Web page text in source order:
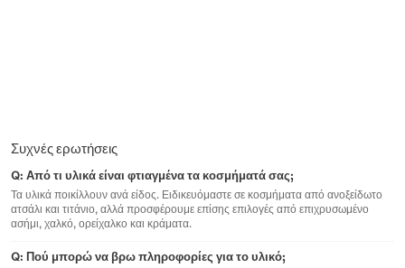
Συχνές ερωτήσεις
Q: Από τι υλικά είναι φτιαγμένα τα κοσμήματά σας;
Τα υλικά ποικίλλουν ανά είδος. Ειδικευόμαστε σε κοσμήματα από ανοξείδωτο
ατσάλι και τιτάνιο, αλλά προσφέρουμε επίσης επιλογές από επιχρυσωμένο
ασήμι, χαλκό, ορείχαλκο και κράματα.
Q: Πού μπορώ να βρω πληροφορίες για το υλικό;